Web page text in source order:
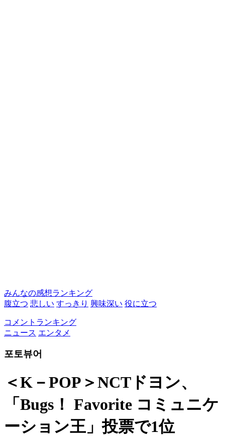
みんなの感想ランキング
腹立つ 悲しい すっきり 興味深い 役に立つ
コメントランキング
ニュース エンタメ
포토뷰어
＜K－POP＞NCTドヨン、
「Bugs！ Favorite コミュニケ
ーション王」投票で1位